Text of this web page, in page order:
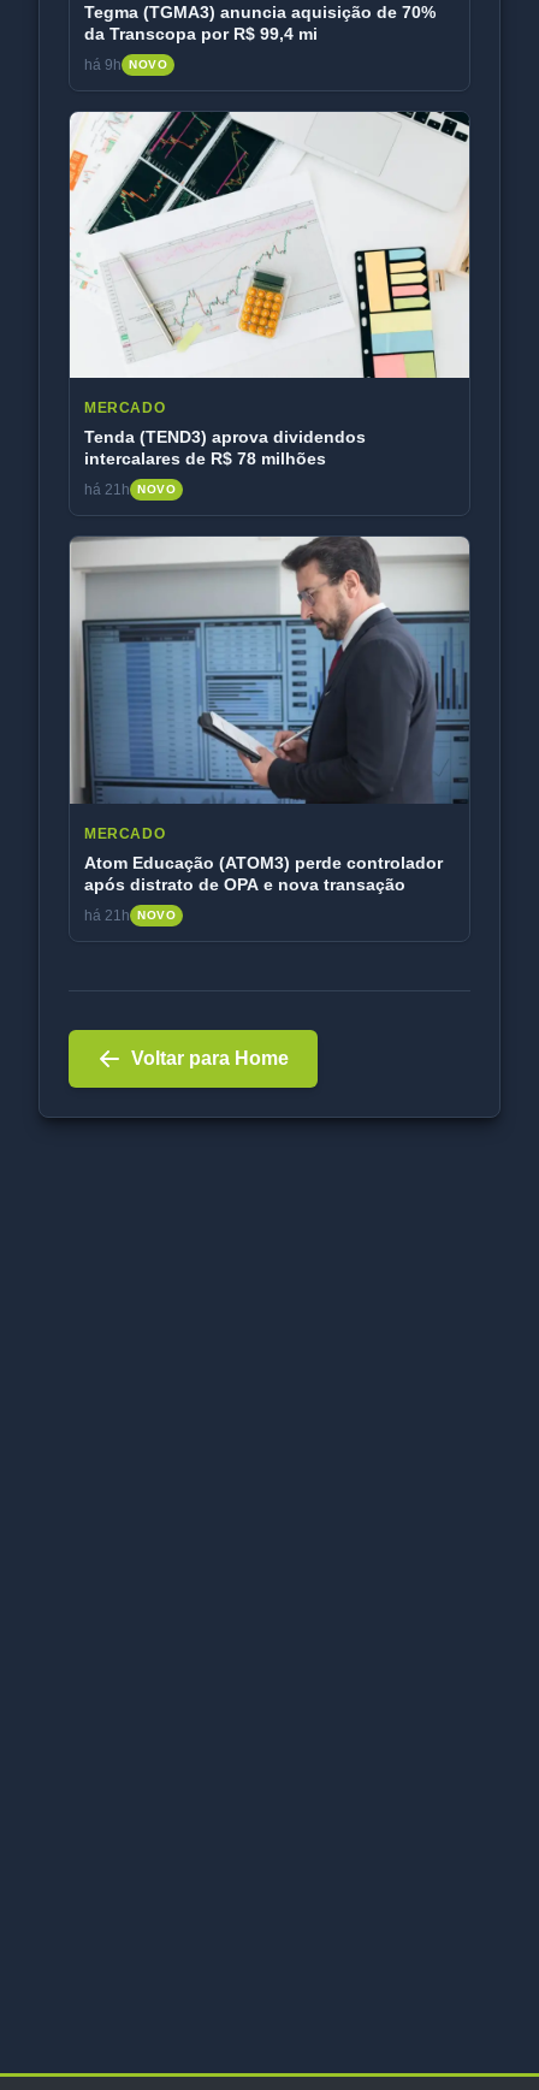
Tegma (TGMA3) anuncia aquisição de 70%
da Transcopa por R$ 99,4 mi
há 9h NOVO
MERCADO
Tenda (TEND3) aprova dividendos
intercalares de R$ 78 milhões
há 21h NOVO
MERCADO
Atom Educação (ATOM3) perde controlador
após distrato de OPA e nova transação
há 21h NOVO
Voltar para Home